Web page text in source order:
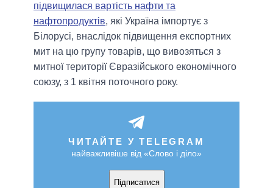
підвищилася вартість нафти та
нафтопродуктів, які Україна імпортує з
Білорусі, внаслідок підвищення експортних
мит на цю групу товарів, що вивозяться з
митної території Євразійського економічного
союзу, з 1 квітня поточного року.
ЧИТАЙТЕ У TELEGRAM
найважливіше від «Слово і діло»
Підписатися